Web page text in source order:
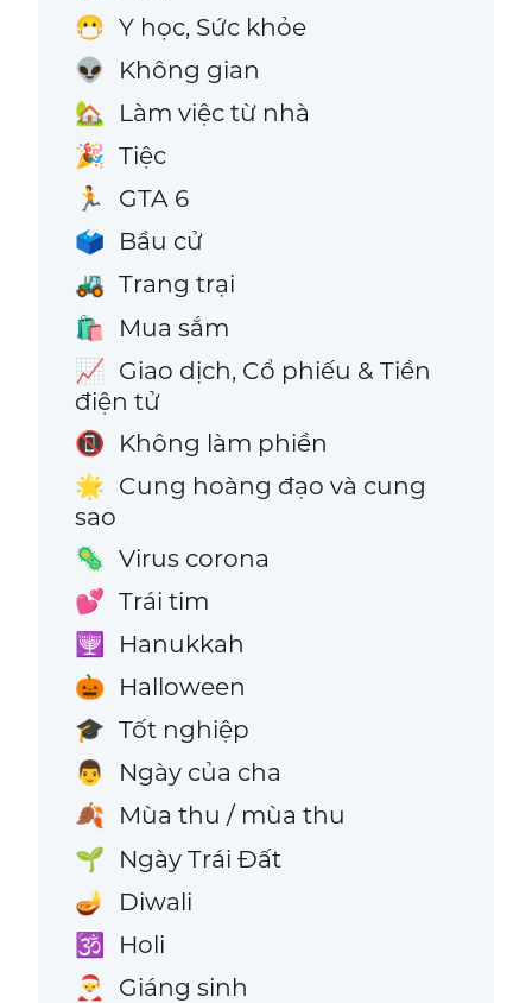
😷 Y học, Sức khỏe
👽 Không gian
🏡 Làm việc từ nhà
🎉 Tiệc
🏃 GTA 6
🗳️ Bầu cử
🚜 Trang trại
🛍️ Mua sắm
📈
Giao dịch, Cổ phiếu & Tiền
điện tử
📵 Không làm phiền
🌟 Cung hoàng đạo và cung
sao
🦠 Virus corona
💕 Trái tim
🕎 Hanukkah
🎃 Halloween
🎓 Tốt nghiệp
👨 Ngày của cha
🍂 Mùa thu / mùa thu
🌱 Ngày Trái Đất
🪔 Diwali
🕉️ Holi
🎅 Giáng sinh